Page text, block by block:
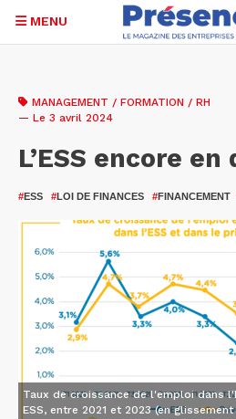
contenu
MENU
MANAGEMENT / FORMATION / RH
— Le 3 avril 2024
L’ESS encore
#ESS #LOI DE FINANCES #FINANCEMENT
Taux de croissance de l'emploi dans
ESS, entre 2021 et 2023 (en